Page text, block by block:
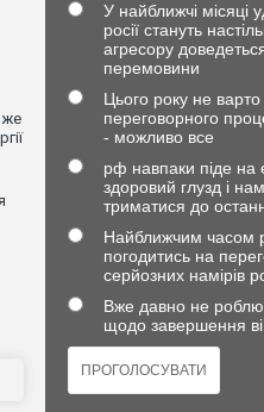
У найближчі місяці
росії стануть
агресору
перемовини
Цього року не
переговорного
- можливо все
рф навпаки піде на
здоровий глузд і
триматися до
Найближчим часом
погодитись на
серйозних намірів
Вже давно не роблю
щодо завершення